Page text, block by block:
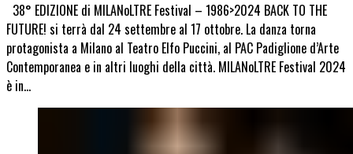
38° EDIZIONE di MILANoLTRE Festival – 1986>2024 BACK TO THE
FUTURE! si terrà dal 24 settembre al 17 ottobre. La danza torna
protagonista a Milano al Teatro Elfo Puccini, al PAC Padiglione d’Arte
Contemporanea e in altri luoghi della città. MILANoLTRE Festival 2024
è in…